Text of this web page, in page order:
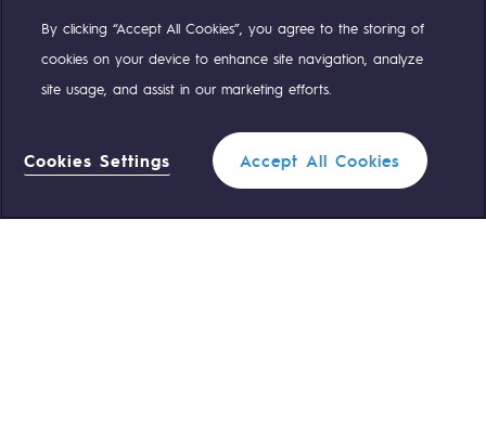
Compte TwitterCompte Facebook
Compte LinkedinCompte Youtube
Standard Teréga 0 559 133 400
By clicking “Accept All Cookies”, you agree to the storing of
cookies on your device to enhance site navigation, analyze
site usage, and assist in our marketing efforts.
Cookies Settings Accept All Cookies